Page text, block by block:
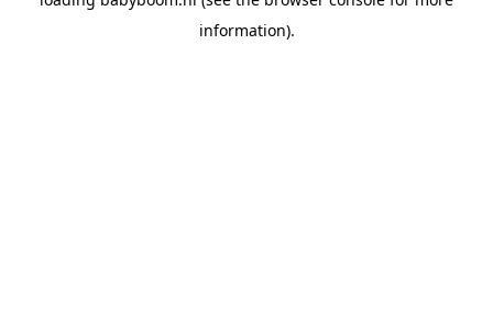
information).